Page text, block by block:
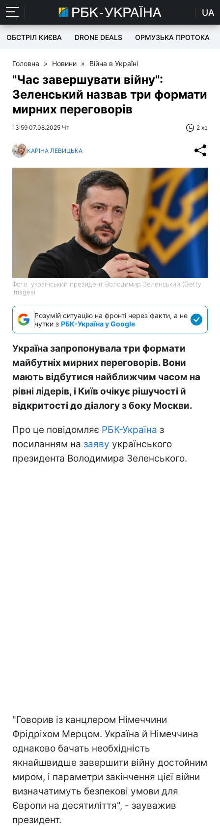
UA
ОБСТРІЛ КИЄВА DRONE DEALS ОРМУЗЬКА ПРОТОКА
Головна » Новини » Війна в Україні
"Час завершувати війну":
Зеленський назвав три формати
мирних переговорів
13:59 07.08.2025 Чт 2 хв
КАРІНА ЛЕВИЦЬКА
Фото: український президент Володимир Зеленський (Getty
Images)
Розумій ситуацію на фронті через факти, а не
чутки з РБК-Україна у Google
Україна запропонувала три формати
майбутніх мирних переговорів. Вони
мають відбутися найближчим часом на
рівні лідерів, і Київ очікує рішучості й
відкритості до діалогу з боку Москви.
Про це повідомляє РБК-Україна з
посиланням на заяву українського
президента Володимира Зеленського.
"Говорив із канцлером Німеччини
Фрідріхом Мерцом. Україна й Німеччина
однаково бачать необхідність
якнайшвидше завершити війну достойним
миром, і параметри закінчення цієї війни
визначатимуть безпекові умови для
Європи на десятиліття", - зауважив
президент.